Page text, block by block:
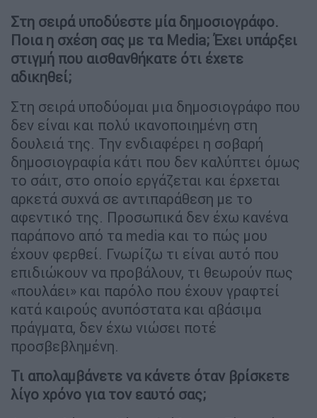
Στη σειρά υποδύεστε μία δημοσιογράφο.
Ποια η σχέση σας με τα Media; Έχει υπάρξει
στιγμή που αισθανθήκατε ότι έχετε
αδικηθεί;
Στη σειρά υποδύομαι μια δημοσιογράφο που
δεν είναι και πολύ ικανοποιημένη στη
δουλειά της. Την ενδιαφέρει η σοβαρή
δημοσιογραφία κάτι που δεν καλύπτει όμως
το σάιτ, στο οποίο εργάζεται και έρχεται
αρκετά συχνά σε αντιπαράθεση με το
αφεντικό της. Προσωπικά δεν έχω κανένα
παράπονο από τα media και το πώς μου
έχουν φερθεί. Γνωρίζω τι είναι αυτό που
επιδιώκουν να προβάλουν, τι θεωρούν πως
«πουλάει» και παρόλο που έχουν γραφτεί
κατά καιρούς ανυπόστατα και αβάσιμα
πράγματα, δεν έχω νιώσει ποτέ
προσβεβλημένη.
Τι απολαμβάνετε να κάνετε όταν βρίσκετε
λίγο χρόνο για τον εαυτό σας;